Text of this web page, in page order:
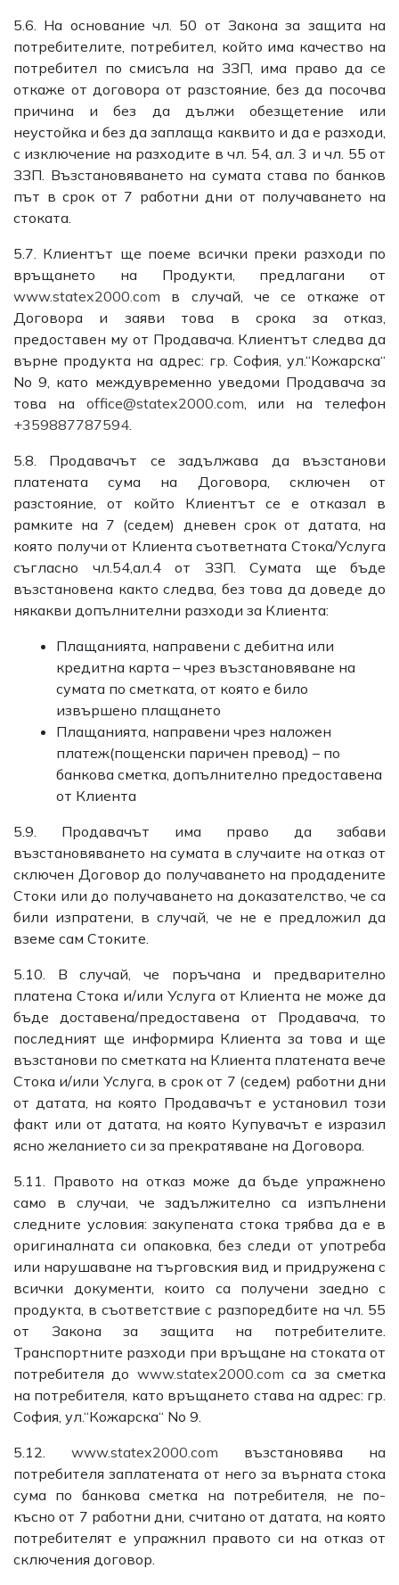
5.6. На основание чл. 50 от Закона за защита на
потребителите, потребител, който има качество на
потребител по смисъла на ЗЗП, има право да се
откаже от договора от разстояние, без да посочва
причина и без да дължи обезщетение или
неустойка и без да заплаща каквито и да е разходи,
с изключение на разходите в чл. 54, ал. 3 и чл. 55 от
ЗЗП. Възстановяването на сумата става по банков
път в срок от 7 работни дни от получаването на
стоката.
5.7. Клиентът ще поеме всички преки разходи по
връщането на Продукти, предлагани от
www.statex2000.com в случай, че се откаже от
Договора и заяви това в срока за отказ,
предоставен му от Продавача. Клиентът следва да
върне продукта на адрес: гр. София, ул.“Кожарска“
No 9, като междувременно уведоми Продавача за
това на office@statex2000.com, или на телефон
+359887787594.
5.8. Продавачът се задължава да възстанови
платената сума на Договора, сключен от
разстояние, от който Клиентът се е отказал в
рамките на 7 (седем) дневен срок от датата, на
която получи от Клиента съответната Стока/Услуга
съгласно чл.54,ал.4 от ЗЗП. Сумата ще бъде
възстановена както следва, без това да доведе до
някакви допълнителни разходи за Клиента:
Плащанията, направени с дебитна или
кредитна карта – чрез възстановяване на
сумата по сметката, от която е било
извършено плащането
Плащанията, направени чрез наложен
платеж(пощенски паричен превод) – по
банкова сметка, допълнително предоставена
от Клиента
5.9. Продавачът има право да забави
възстановяването на сумата в случаите на отказ от
сключен Договор до получаването на продадените
Стоки или до получаването на доказателство, че са
били изпратени, в случай, че не е предложил да
вземе сам Стоките.
5.10. В случай, че поръчана и предварително
платена Стока и/или Услуга от Клиента не може да
бъде доставена/предоставена от Продавача, то
последният ще информира Клиента за това и ще
възстанови по сметката на Клиента платената вече
Стока и/или Услуга, в срок от 7 (седем) работни дни
от датата, на която Продавачът е установил този
факт или от датата, на която Купувачът е изразил
ясно желанието си за прекратяване на Договора.
5.11. Правото на отказ може да бъде упражнено
само в случаи, че задължително са изпълнени
следните условия: закупената стока трябва да е в
оригиналната си опаковка, без следи от употреба
или нарушаване на търговския вид и придружена с
всички документи, които са получени заедно с
продукта, в съответствие с разпоредбите на чл. 55
от Закона за защита на потребителите.
Транспортните разходи при връщане на стоката от
потребителя до www.statex2000.com са за сметка
на потребителя, като връщането става на адрес: гр.
София, ул.“Кожарска“ No 9.
5.12. www.statex2000.com възстановява на
потребителя заплатената от него за върната стока
сума по банкова сметка на потребителя, не по-
късно от 7 работни дни, считано от датата, на която
потребителят е упражнил правото си на отказ от
сключения договор.